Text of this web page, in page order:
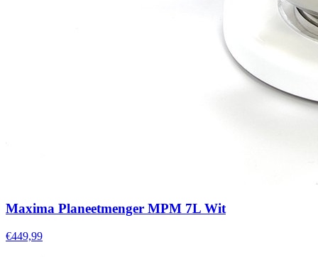
Maxima Planeetmenger MPM 7L Wit
€449,99